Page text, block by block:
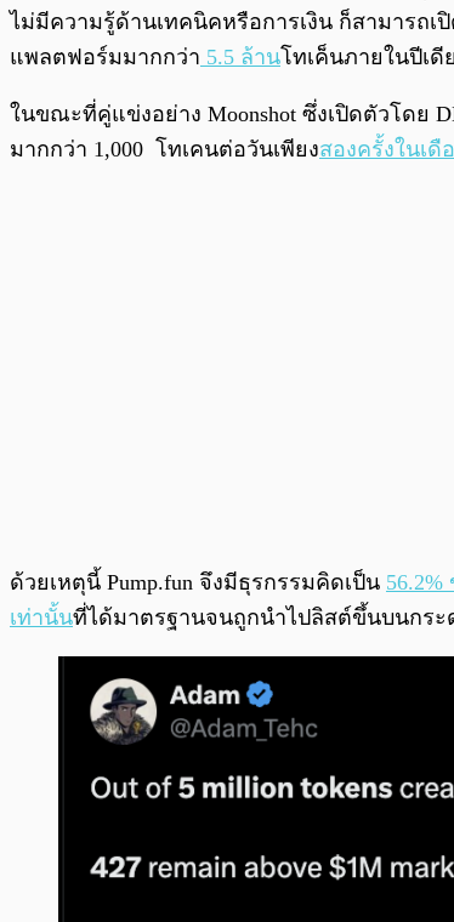
ไม่มีความรู้ด้านเทคนิคหรือการเงิน ก็สามารถ
แพลตฟอร์มมากกว่า 5.5 ล้านโทเค็นภายในปีเดี
ในขณะที่คู่แข่งอย่าง Moonshot ซึ่งเปิดตัวโดย
มากกว่า 1,000 โทเคนต่อวันเพียงสองครั้งในเดื
ด้วยเหตุนี้ Pump.fun จึงมีธุรกรรมคิดเป็น
เท่านั้นที่ได้มาตรฐานจนถูกนำไปลิสต์ขึ้นบนกระด